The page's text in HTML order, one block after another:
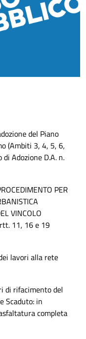
del Piano
(Ambiti 3, 4, 5, 6,
Adozione D.A. n.
PER
VINCOLO
11, 16 e 19
lavori alla rete
di rifacimento del
Scaduto: in
completa